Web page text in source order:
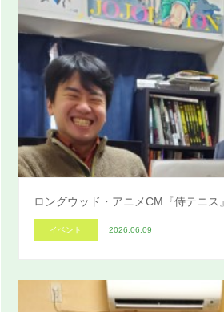
ロングウッド・アニメCM『侍テニ
イベント 2026.06.09